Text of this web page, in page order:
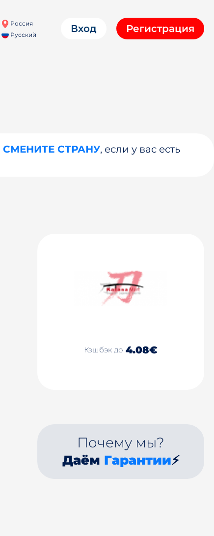
Россия
Русский
Вход Регистрация
СМЕНИТЕ СТРАНУ, если у вас есть
Кэшбэк до 4.08€
Почему мы?
Даём Гарантии⚡